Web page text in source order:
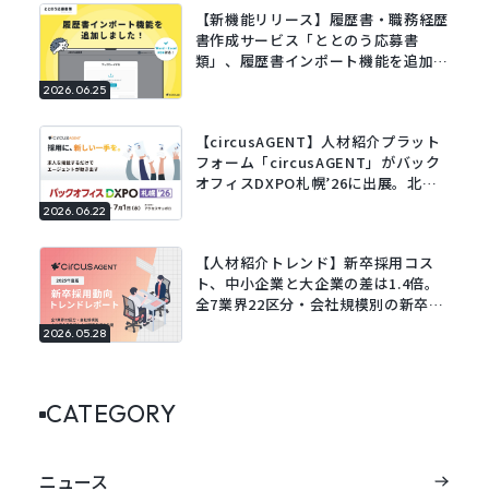
2026.06.25
【新機能リリース】履歴書・職務経歴
書作成サービス「ととのう応募書
類」、履歴書インポート機能を追加。
2026.06.22
【circusAGENT】人材紹介プラット
フォーム「circusAGENT」がバック
オフィスDXPO札幌’26に出展。北海
2026.05.28
【人材紹介トレンド】新卒採用コス
ト、中小企業と大企業の差は1.4倍。
全7業界22区分・会社規模別の新卒採
CATEGORY
ニュース